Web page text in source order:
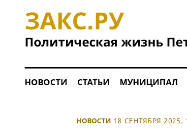
НОВОСТИ СТАТЬИ МУНИЦИПАЛ
НОВОСТИ 18 СЕНТЯБРЯ 2025,